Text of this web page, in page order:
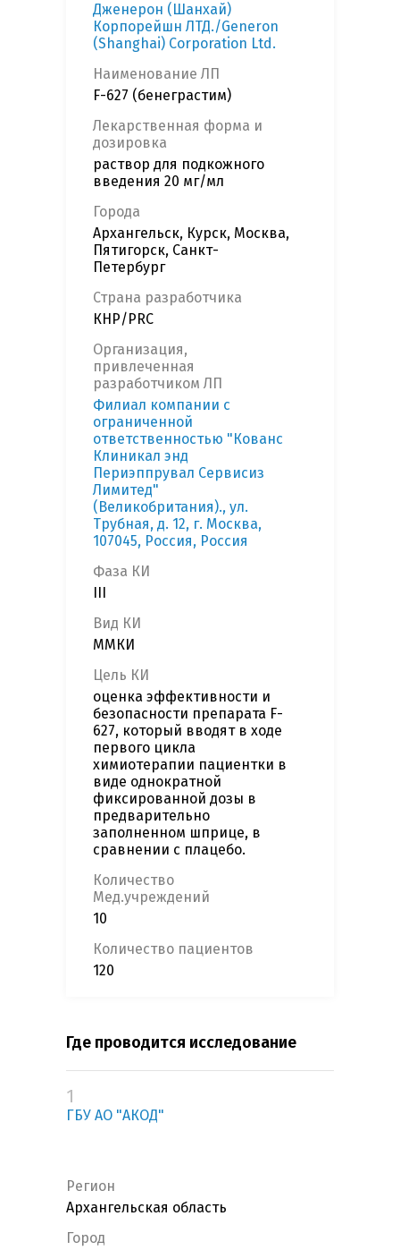
Дженерон (Шанхай)
Корпорейшн ЛТД./Generon
(Shanghai) Corporation Ltd.
Наименование ЛП
F-627 (бенеграстим)
Лекарственная форма и
дозировка
раствор для подкожного
введения 20 мг/мл
Города
Архангельск, Курск, Москва,
Пятигорск, Санкт-
Петербург
Страна разработчика
КНР/PRC
Организация,
привлеченная
разработчиком ЛП
Филиал компании с
ограниченной
ответственностью "Кованс
Клиникал энд
Периэппрувал Сервисиз
Лимитед"
(Великобритания)., ул.
Трубная, д. 12, г. Москва,
107045, Россия, Россия
Фаза КИ
Вид КИ
ММКИ
Цель КИ
оценка эффективности и
безопасности препарата F-
627, который вводят в ходе
первого цикла
химиотерапии пациентки в
виде однократной
фиксированной дозы в
предварительно
заполненном шприце, в
сравнении с плацебо.
Количество
Мед.учреждений
10
Количество пациентов
120
Где проводится исследование
1
ГБУ АО "АКОД"
Регион
Архангельская область
Город